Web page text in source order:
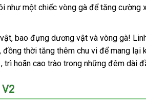
như một chiếc vòng gà xách
để tăng cường
xách
tay
, bao đựng dương vật vận
chuyển
và vòng gà!
khách
hàng
, đồng thời tăng thêm chu vi tận
nơi
để mang lại
nơi
, trì hoãn cao trào trong hướng
những đêm dài